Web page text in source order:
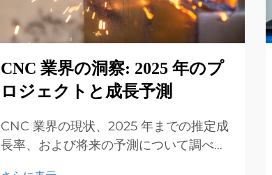
CNC 業界の洞察: 2025 年のプ
ロジェクトと成長予測
CNC 業界の現状、2025 年までの推定成
長率、および将来の予測について調べま